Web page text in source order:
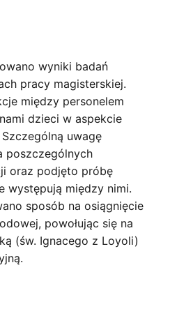
wyniki badań
pracy magisterskiej.
między personelem
dzieci w aspekcie
uwagę
poszczególnych
oraz podjęto próbę
występują między nimi.
sposób na osiągnięcie
powołując się na
(św. Ignacego z Loyoli)